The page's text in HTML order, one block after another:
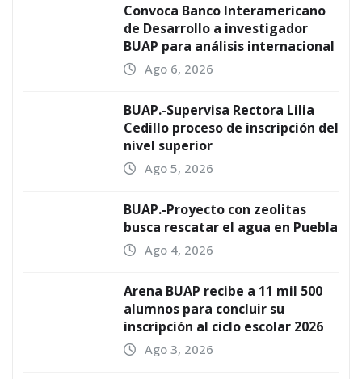
Convoca Banco Interamericano
de Desarrollo a investigador
BUAP para análisis internacional
Ago 6, 2026
BUAP.-Supervisa Rectora Lilia
Cedillo proceso de inscripción del
nivel superior
Ago 5, 2026
BUAP.-Proyecto con zeolitas
busca rescatar el agua en Puebla
Ago 4, 2026
Arena BUAP recibe a 11 mil 500
alumnos para concluir su
inscripción al ciclo escolar 2026
Ago 3, 2026